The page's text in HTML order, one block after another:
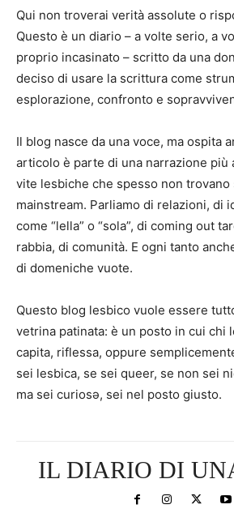
Qui non troverai verità assolute o
Questo è un diario – a volte serio, a
proprio incasinato – scritto da una
deciso di usare la scrittura come
esplorazione, confronto e
Il blog nasce da una voce, ma ospita
articolo è parte di una narrazione più
vite lesbiche che spesso non
mainstream. Parliamo di relazioni, di
come “lella” o “sola”, di coming out
rabbia, di comunità. E ogni tanto
di domeniche vuote.
Questo blog lesbico vuole essere
vetrina patinata: è un posto in cui chi
capita, riflessa, oppure
sei lesbica, se sei queer, se non sei
ma sei curiosə, sei nel posto giusto.
IL DIARIO DI